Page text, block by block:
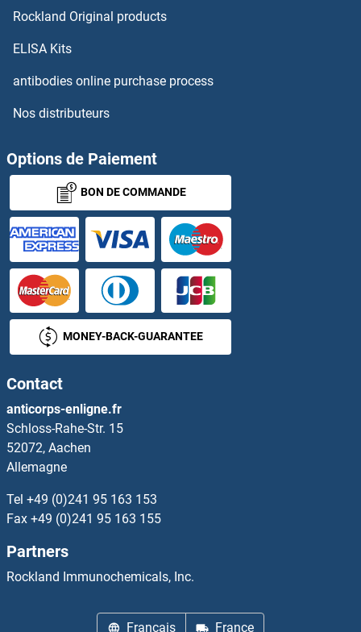
GAR1 Kits ELISA
GARS Kits ELISA
GAS6 Kits ELISA
Gastric Inhibitory Polypeptide Kits ELISA
Gastrin Kits ELISA
Gastrin-Releasing Peptide Kits ELISA
Gastrokine 1 Kits ELISA
Gastrokine 2 Kits ELISA
GATA Binding Protein 2 Kits ELISA
GATA Binding Protein 5 Kits ELISA
GATA Binding Protein 6 Kits ELISA
GATA3 Kits ELISA
GATM Kits ELISA
Rockland Original products
ELISA Kits
antibodies online purchase process
Nos distributeurs
Options de Paiement
BON DE COMMANDE
MONEY-BACK-GUARANTEE
Contact
anticorps-enligne.fr
Schloss-Rahe-Str. 15
52072, Aachen
Allemagne
Tel +49 (0)241 95 163 153
Fax +49 (0)241 95 163 155
Partners
Rockland Immunochemicals, Inc.
Français France